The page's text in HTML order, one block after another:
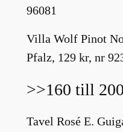
96081
Villa Wolf Pinot
Pfalz, 129 kr, nr
>>160 till
Tavel Rosé E.